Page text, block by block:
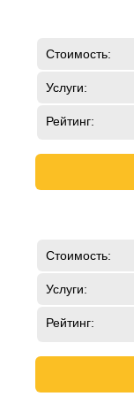
Стоимость:
Услуги:
Рейтинг:
Стоимость:
Услуги:
Рейтинг: